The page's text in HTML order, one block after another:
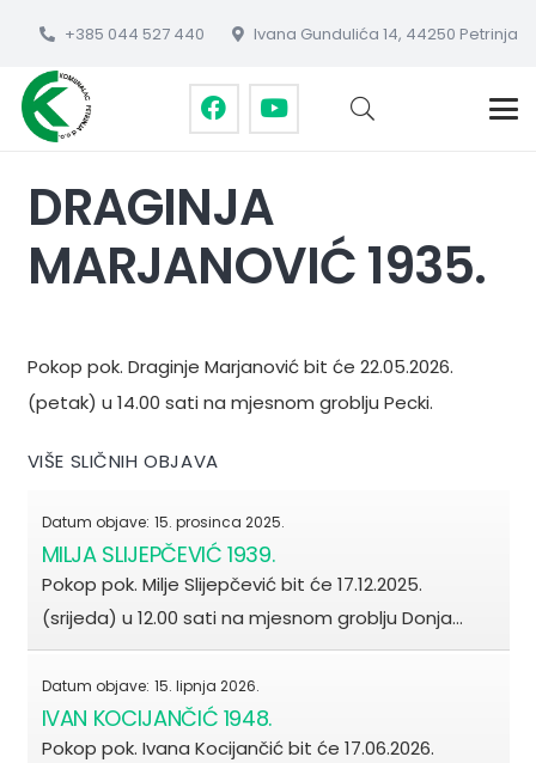
+385 044 527 440 Ivana Gundulića 14, 44250 Petrinja
DRAGINJA
MARJANOVIĆ 1935.
Pokop pok. Draginje Marjanović bit će 22.05.2026.
(petak) u 14.00 sati na mjesnom groblju Pecki.
VIŠE SLIČNIH OBJAVA
Datum objave: 15. prosinca 2025.
MILJA SLIJEPČEVIĆ 1939.
Pokop pok. Milje Slijepčević bit će 17.12.2025.
(srijeda) u 12.00 sati na mjesnom groblju Donja…
Datum objave: 15. lipnja 2026.
IVAN KOCIJANČIĆ 1948.
Pokop pok. Ivana Kocijančić bit će 17.06.2026.